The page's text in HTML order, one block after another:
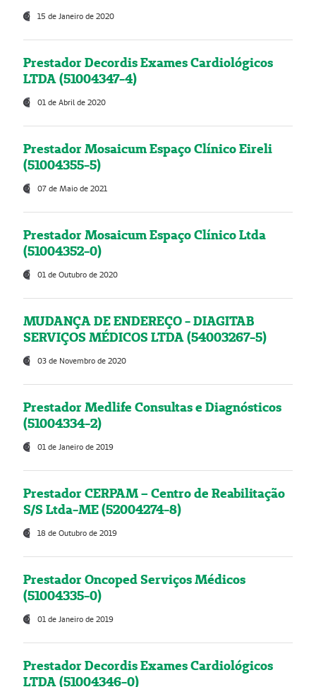
15 de Janeiro de 2020
Prestador Decordis Exames Cardiológicos
LTDA (51004347-4)
01 de Abril de 2020
Prestador Mosaicum Espaço Clínico Eireli
(51004355-5)
07 de Maio de 2021
Prestador Mosaicum Espaço Clínico Ltda
(51004352-0)
01 de Outubro de 2020
MUDANÇA DE ENDEREÇO - DIAGITAB
SERVIÇOS MÉDICOS LTDA (54003267-5)
03 de Novembro de 2020
Prestador Medlife Consultas e Diagnósticos
(51004334-2)
01 de Janeiro de 2019
Prestador CERPAM – Centro de Reabilitação
S/S Ltda-ME (52004274-8)
18 de Outubro de 2019
Prestador Oncoped Serviços Médicos
(51004335-0)
01 de Janeiro de 2019
Prestador Decordis Exames Cardiológicos
LTDA (51004346-0)